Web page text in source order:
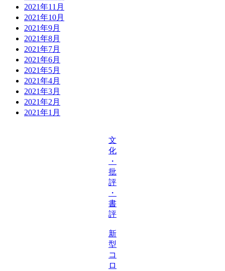
2021年11月
2021年10月
2021年9月
2021年8月
2021年7月
2021年6月
2021年5月
2021年4月
2021年3月
2021年2月
2021年1月
文
化
・
批
評
・
書
評
新
型
コ
ロ